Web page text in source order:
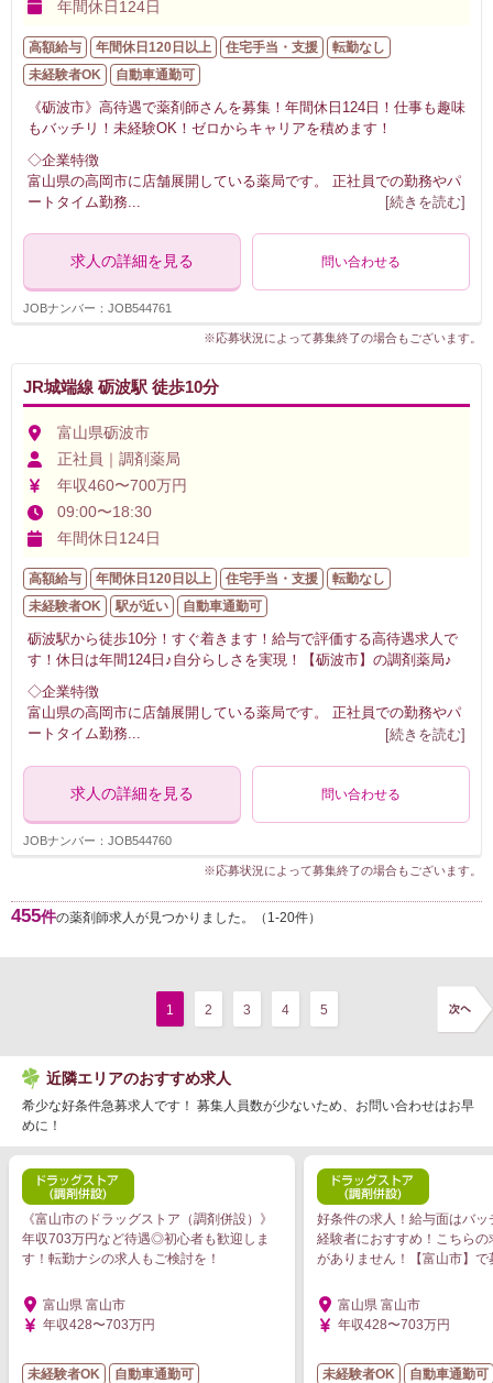
年間休日124日
高額給与 年間休日120日以上 住宅手当・支援
転勤なし
未経験者OK
自動車通勤可
《砺波市》高待遇で薬剤師さんを募集！年間休日124日！仕事も趣味
もバッチリ！未経験OK！ゼロからキャリアを積めます！
◇企業特徴
富山県の高岡市に店舗展開している薬局です。 正社員での勤務やパ
ートタイム勤務
[続きを読む]
求人の詳細を見る 問い合わせる
JOBナンバー：JOB544761
※応募状況によって募集終了の場合もございます。
JR城端線 砺波駅 徒歩10分
富山県砺波市
正社員｜調剤薬局
年収460〜700万円
09:00〜18:30
年間休日124日
高額給与 年間休日120日以上 住宅手当・支援
転勤なし
未経験者OK
駅が近い 自動車通勤可
砺波駅から徒歩10分！すぐ着きます！給与で評価する高待遇求人で
す！休日は年間124日♪自分らしさを実現！【砺波市】の調剤薬局♪
◇企業特徴
富山県の高岡市に店舗展開している薬局です。 正社員での勤務やパ
ートタイム勤務... [続きを読む]
求人の詳細を見る 問い合わせる
JOBナンバー：JOB544760
※応募状況によって募集終了の場合もございます。
455件の薬剤師求人が見つかりました。（1-20件）
1 2 3 4 5
近隣エリアのおすすめ求人
希少な好条件急募求人です！ 募集人員数が少ないため、お問い合わせはお早
めに！
《富山市のドラッグストア（調剤併設）》
年収703万円など待遇◎初心者も歓迎しま
す！転勤ナシの求人もご検討を！
富山県 富山市
年収428〜703万円
未経験者OK 自動車通勤可
好条件の求人！給与面はバッ
経験者におすすめ！こちらの
がありません！【富山市】で
富山県 富山市
年収428〜703万円
未経験者OK 自動車通勤可